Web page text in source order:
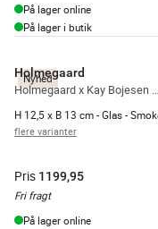
På lager online
På lager i butik
Nyhed
Holmegaard
Holmegaard x Kay Bojesen Sangfugl - Lille
H 12,5 x B 13 cm - Glas -
flere varianter
Pris 1199,95
Fri fragt
På lager online